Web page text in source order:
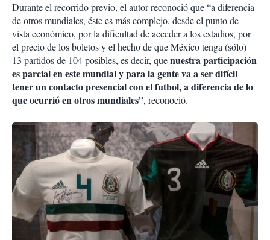
Durante el recorrido previo, el autor reconoció que “a diferencia
de otros mundiales, éste es más complejo, desde el punto de
vista económico, por la dificultad de acceder a los estadios, por
el precio de los boletos y el hecho de que México tenga (sólo)
13 partidos de 104 posibles, es decir, quenuestra participación
es parcial en este mundial y para la gente va a ser difícil
tener un contacto presencial con el futbol, a diferencia de lo
que ocurrió en otros mundiales”, reconoció.